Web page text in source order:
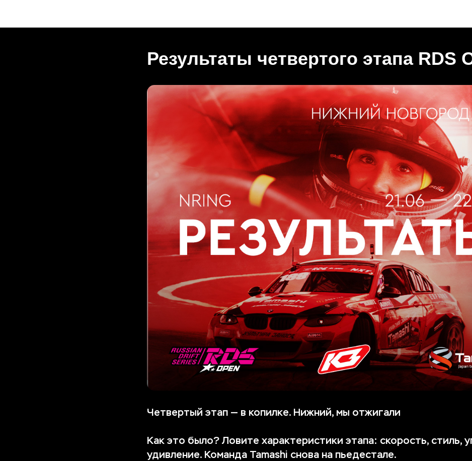
Результаты четвертого этапа RDS
Четвертый этап — в копилке. Нижний, мы отжигали
Как это было? Ловите характеристики этапа: скорость, стиль,
удивление. Команда Tamashi снова на пьедестале.